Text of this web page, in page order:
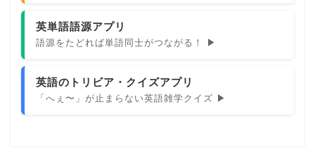
英単語語源アプリ
語源をたどれば単語同士がつながる！ ▶
英語のトリビア・クイズアプリ
「へぇ〜」が止まらない英語雑学クイズ ▶